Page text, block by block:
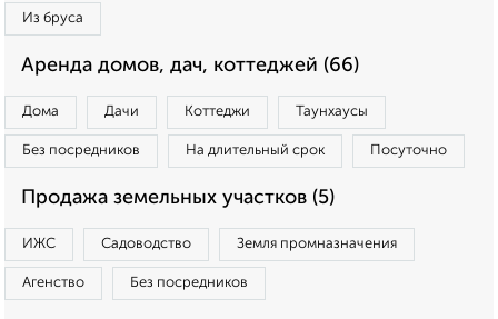
Из бруса
Аренда домов, дач, коттеджей (66)
Дома Дачи Коттеджи Таунхаусы
Без посредников На длительный срок Посуточно
Продажа земельных участков (5)
ИЖС Садоводство Земля промназначения
Агенство Без посредников